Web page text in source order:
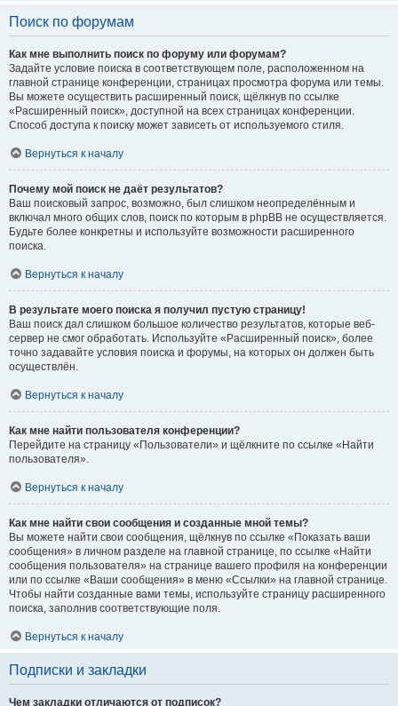
Поиск по форумам
Как мне выполнить поиск по форуму или форумам?
Задайте условие поиска в соответствующем поле, расположенном на
главной странице конференции, страницах просмотра форума или темы.
Вы можете осуществить расширенный поиск, щёлкнув по ссылке
«Расширенный поиск», доступной на всех страницах конференции.
Способ доступа к поиску может зависеть от используемого стиля.
Вернуться к началу
Почему мой поиск не даёт результатов?
Ваш поисковый запрос, возможно, был слишком неопределённым и
включал много общих слов, поиск по которым в phpBB не осуществляется.
Будьте более конкретны и используйте возможности расширенного
поиска.
Вернуться к началу
В результате моего поиска я получил пустую страницу!
Ваш поиск дал слишком большое количество результатов, которые веб-
сервер не смог обработать. Используйте «Расширенный поиск», более
точно задавайте условия поиска и форумы, на которых он должен быть
осуществлён.
Вернуться к началу
Как мне найти пользователя конференции?
Перейдите на страницу «Пользователи» и щёлкните по ссылке «Найти
пользователя».
Вернуться к началу
Как мне найти свои сообщения и созданные мной темы?
Вы можете найти свои сообщения, щёлкнув по ссылке «Показать ваши
сообщения» в личном разделе на главной странице, по ссылке «Найти
сообщения пользователя» на странице вашего профиля на конференции
или по ссылке «Ваши сообщения» в меню «Ссылки» на главной странице.
Чтобы найти созданные вами темы, используйте страницу расширенного
поиска, заполнив соответствующие поля.
Вернуться к началу
Подписки и закладки
Чем закладки отличаются от подписок?